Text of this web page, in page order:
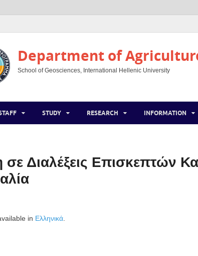
Department of
School of Geosciences, International Hellenic University
STUDY RESEARCH INFORMATION
Διαλέξεις Επισκεπτών
in Ελληνικά